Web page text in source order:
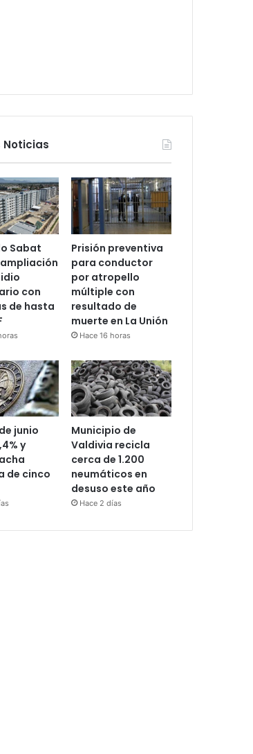
Noticias
Sabat
con
de hasta
Prisión preventiva
para conductor
por atropello
múltiple con
resultado de
muerte en La Unión
Hace 16 horas
junio
y
de cinco
Municipio de
Valdivia recicla
cerca de 1.200
neumáticos en
desuso este año
Hace 2 días